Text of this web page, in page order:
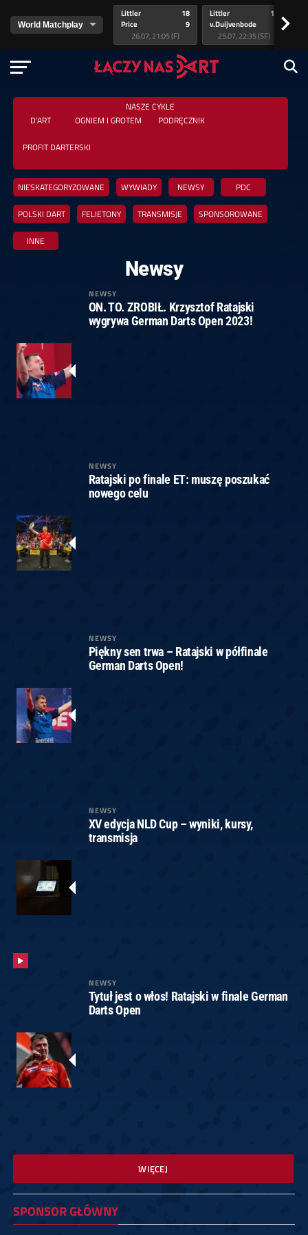
Littler
Price
18
9
26.07, 21:05 (F)
Littler
v.Duijvenbode
17
25.07, 22:35 (SF)
>
NASZE CYKLE
D'ART
OGNIEM I GROTEM PODRĘCZNIK
PROFIT DARTERSKI
NIESKATEGORYZOWANE WYWIADY NEWSY PDC
POLSKI DART FELIETONY TRANSMISJE SPONSOROWANE
INNE
Newsy
NEWSY
ON. TO. ZROBIŁ. Krzysztof Ratajski
wygrywa German Darts Open 2023!
NEWSY
Ratajski po finale ET: muszę poszukać
nowego celu
NEWSY
Piękny sen trwa – Ratajski w półfinale
German Darts Open!
NEWSY
XV edycja NLD Cup – wyniki, kursy,
transmisja
NEWSY
Tytuł jest o włos! Ratajski w finale German
Darts Open
WIĘCEJ
SPONSOR GŁÓWNY